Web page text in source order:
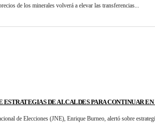
de los minerales volverá a elevar las transferencias...
ESTRATEGIAS DE ALCALDES PARA CONTINUAR
de Elecciones (JNE), Enrique Burneo, alertó sobre